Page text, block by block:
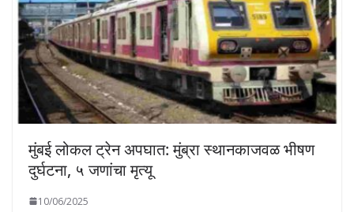
मुंबई लोकल ट्रेन अपघात: मुंब्रा स्थानकाजवळ भीषण
दुर्घटना, ५ जणांचा मृत्यू
10/06/2025